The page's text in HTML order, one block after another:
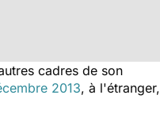
cadres de son
2013, à l'étranger,